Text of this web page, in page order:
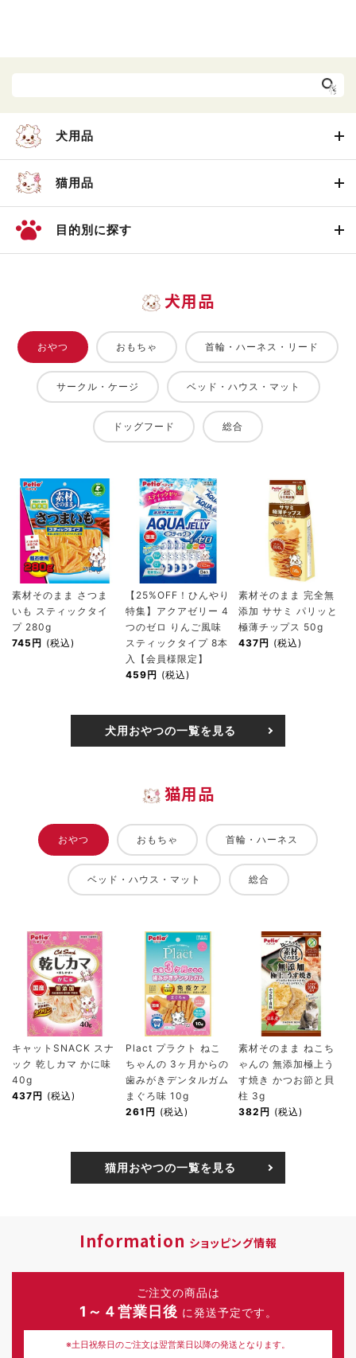
犬用品
猫用品
目的別に探す
犬用品
おやつ おもちゃ 首輪・ハーネス・リード
サークル・ケージ ベッド・ハウス・マット
ドッグフード 総合
素材そのまま さつま
いも スティックタイ
プ 280g
745円 (税込)
【25%OFF！ひんやり
特集】アクアゼリー 4
つのゼロ りんご風味
スティックタイプ 8本
入【会員様限定】
459円 (税込)
素材そのまま 完全無
添加 ササミ パリッと
極薄チップス 50g
437円 (税込)
犬用おやつの一覧を見る
猫用品
おやつ おもちゃ 首輪・ハーネス
ベッド・ハウス・マット 総合
キャットSNACK スナ
ック 乾しカマ かに味
40g
437円 (税込)
Plact プラクト ねこ
ちゃんの 3ヶ月からの
歯みがきデンタルガム
まぐろ味 10g
261円 (税込)
素材そのまま ねこち
ゃんの 無添加極上う
す焼き かつお節と貝
柱 3g
382円 (税込)
猫用おやつの一覧を見る
Information ショッピング情報
ご注文の商品は
1～４営業日後 に発送予定です。
※土日祝祭日のご注文は翌営業日以降の発送となります。